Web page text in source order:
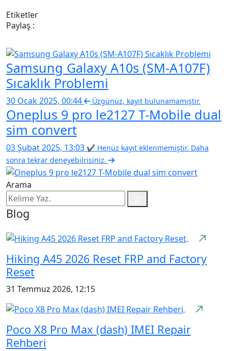
Etiketler
Paylaş :
Samsung Galaxy A10s (SM-A107F)
Sıcaklık Problemi
30 Ocak 2025, 00:44 Üzgünüz, kayıt bulunamamıştır.
Oneplus 9 pro le2127 T-Mobile dual
sim convert
03 Şubat 2025, 13:03 ✔ Henüz kayıt eklenmemiştir. Daha
sonra tekrar deneyebilrisiniz.
Arama
Blog
Hiking A45 2026 Reset FRP and Factory
Reset
31 Temmuz 2026, 12:15
Poco X8 Pro Max (dash) IMEI Repair
Rehberi